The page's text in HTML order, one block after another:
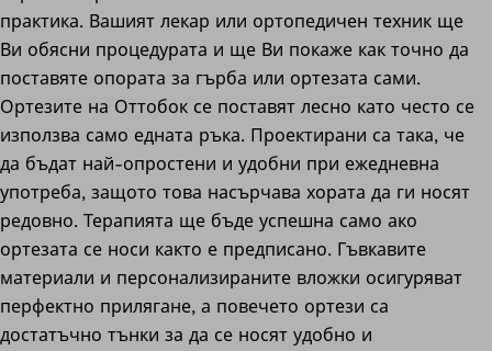
практика. Вашият лекар или ортопедичен техник ще
Ви обясни процедурата и ще Ви покаже как точно да
поставяте опората за гърба или ортезата сами.
Ортезите на Оттобок се поставят лесно като често се
използва само едната ръка. Проектирани са така, че
да бъдат най-опростени и удобни при ежедневна
употреба, защото това насърчава хората да ги носят
редовно. Терапията ще бъде успешна само ако
ортезата се носи както е предписано. Гъвкавите
материали и персонализираните вложки осигуряват
перфектно прилягане, а повечето ортези са
достатъчно тънки за да се носят удобно и